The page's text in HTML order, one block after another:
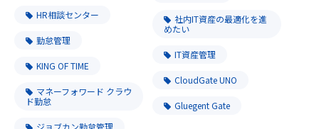
HR相談センター
勤怠管理
KING OF TIME
マネーフォワード クラウ
ド勤怠
ジョブカン勤怠管理
社内IT資産の最適化を進
めたい
IT資産管理
CloudGate UNO
Gluegent Gate